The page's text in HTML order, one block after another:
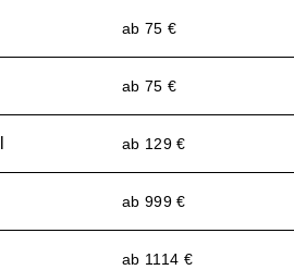
ab 75 €
ab 75 €
ab 129 €
ab 999 €
ab 1114 €